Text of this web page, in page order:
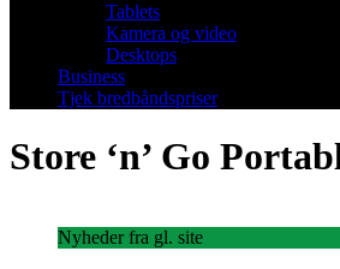
Tablets
Kamera og video
Desktops
Business
Tjek bredbåndspriser
Store ‘n’ Go
Nyheder fra gl. site